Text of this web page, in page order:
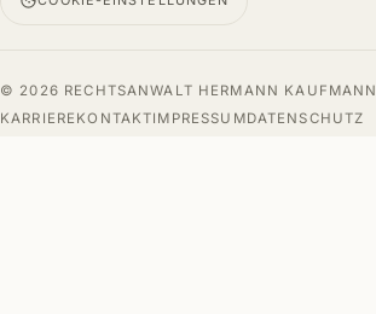
© 2026 RECHTSANWALT HERMANN KAUFMANN
KARRIERE KONTAKTIMPRESSUMDATENSCHUTZ